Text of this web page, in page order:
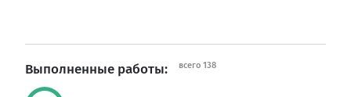
Выполненные работы: всего 138